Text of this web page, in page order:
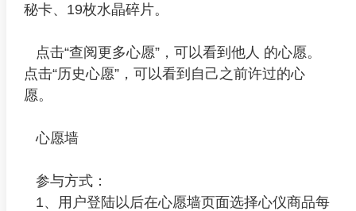
秘卡、19枚水晶碎片。
点击“查阅更多心愿”，可以看到他人 的心愿。
点击“历史心愿”，可以看到自己之前许过的心
愿。
心愿墙
参与方式：
1、用户登陆以后在心愿墙页面选择心仪商品每